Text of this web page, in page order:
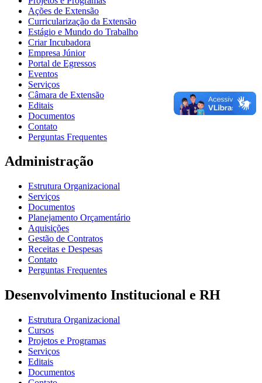
Ações de Extensão
Curricularização da Extensão
Estágio e Mundo do Trabalho
Criar Incubadora
Empresa Júnior
Portal de Egressos
Eventos
Serviços
Câmara de Extensão
Editais
Documentos
Contato
Perguntas Frequentes
Administração
Estrutura Organizacional
Serviços
Documentos
Planejamento Orçamentário
Aquisições
Gestão de Contratos
Receitas e Despesas
Contato
Perguntas Frequentes
Desenvolvimento Institucional e RH
Estrutura Organizacional
Cursos
Projetos e Programas
Serviços
Editais
Documentos